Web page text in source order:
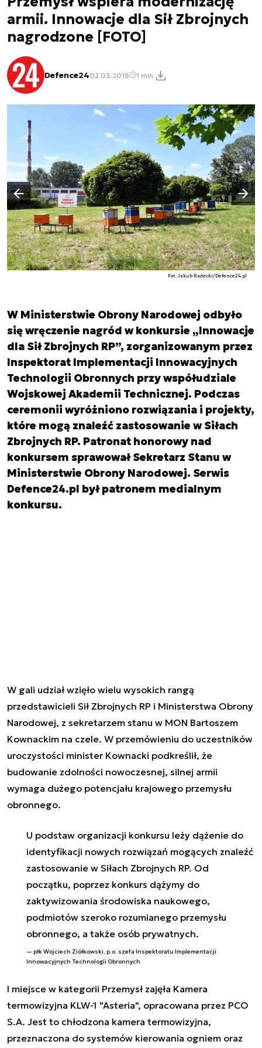
armii. Innowacje dla Sił Zbrojnych
nagrodzone [FOTO]
Defence2402.03.2016 1 min.
Fot. Jakub Radecki/Defence24.pl
Poprzedni slajd
Następny slajd
W Ministerstwie Obrony Narodowej odbyło
się wręczenie nagród w konkursie „Innowacje
dla Sił Zbrojnych RP”, zorganizowanym przez
Inspektorat Implementacji Innowacyjnych
Technologii Obronnych przy współudziale
Wojskowej Akademii Technicznej. Podczas
ceremonii wyróżniono rozwiązania i projekty,
które mogą znaleźć zastosowanie w Siłach
Zbrojnych RP. Patronat honorowy nad
konkursem sprawował Sekretarz Stanu w
Ministerstwie Obrony Narodowej. Serwis
Defence24.pl był patronem medialnym
konkursu.
W gali udział wzięło wielu wysokich rangą
przedstawicieli Sił Zbrojnych RP i Ministerstwa Obrony
Narodowej, z sekretarzem stanu w MON Bartoszem
Kownackim na czele. W przemówieniu do uczestników
uroczystości minister Kownacki podkreślił, że
budowanie zdolności nowoczesnej, silnej armii
wymaga dużego potencjału krajowego przemysłu
obronnego.
U podstaw organizacji konkursu leży dążenie do
identyfikacji nowych rozwiązań mogących znaleźć
zastosowanie w Siłach Zbrojnych RP. Od
początku, poprzez konkurs dążymy do
zaktywizowania środowiska naukowego,
podmiotów szeroko rozumianego przemysłu
obronnego, a także osób prywatnych.
płk Wojciech Ziółkowski, p.o. szefa Inspektoratu Implementacji
Innowacyjnych Technologii Obronnych
I miejsce w kategorii Przemysł zajęła Kamera
termowizyjna KLW-1 "Asteria", opracowana przez PCO
S.A. Jest to chłodzona kamera termowizyjna,
przeznaczona do systemów kierowania ogniem oraz